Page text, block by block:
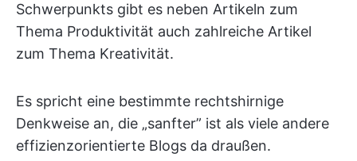
Schwerpunkts gibt es neben Artikeln zum
Thema Produktivität auch zahlreiche Artikel
zum Thema Kreativität.
Es spricht eine bestimmte rechtshirnige
Denkweise an, die „sanfter” ist als viele andere
effizienzorientierte Blogs da draußen.